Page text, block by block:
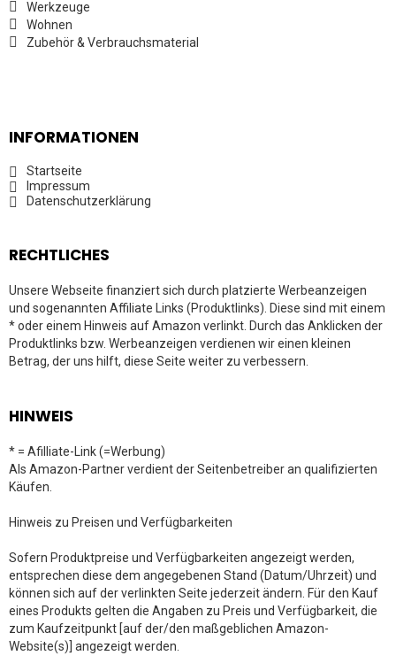
Werkzeuge
Wohnen
Zubehör & Verbrauchsmaterial
INFORMATIONEN
Startseite
Impressum
Datenschutzerklärung
RECHTLICHES
Unsere Webseite finanziert sich durch platzierte Werbeanzeigen
und sogenannten Affiliate Links (Produktlinks). Diese sind mit einem
* oder einem Hinweis auf Amazon verlinkt. Durch das Anklicken der
Produktlinks bzw. Werbeanzeigen verdienen wir einen kleinen
Betrag, der uns hilft, diese Seite weiter zu verbessern.
HINWEIS
* = Afilliate-Link (=Werbung)
Als Amazon-Partner verdient der Seitenbetreiber an qualifizierten
Käufen.
Hinweis zu Preisen und Verfügbarkeiten
Sofern Produktpreise und Verfügbarkeiten angezeigt werden,
entsprechen diese dem angegebenen Stand (Datum/Uhrzeit) und
können sich auf der verlinkten Seite jederzeit ändern. Für den Kauf
eines Produkts gelten die Angaben zu Preis und Verfügbarkeit, die
zum Kaufzeitpunkt [auf der/den maßgeblichen Amazon-
Website(s)] angezeigt werden.